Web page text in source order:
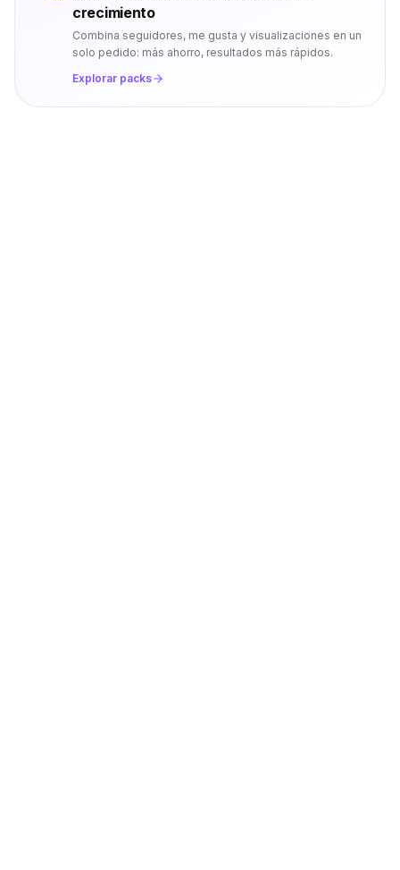
crecimiento
Combina seguidores, me gusta y visualizaciones en un
solo pedido: más ahorro, resultados más rápidos.
Explorar packs